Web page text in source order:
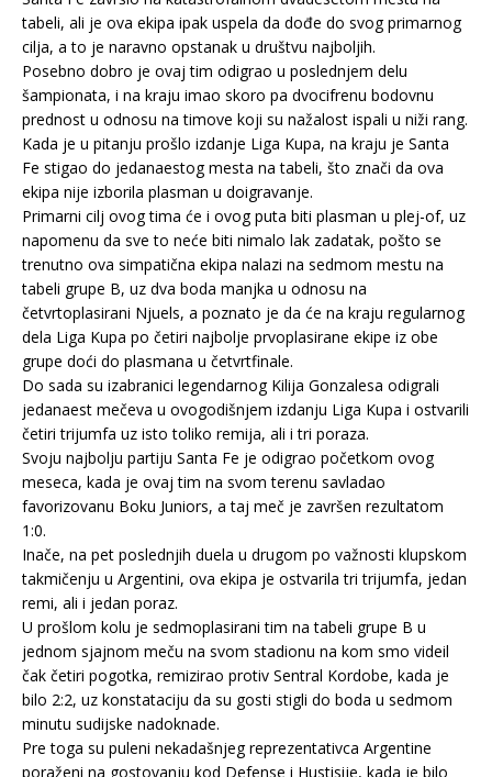
tabeli, ali je ova ekipa ipak uspela da dođe do svog primarnog
cilja, a to je naravno opstanak u društvu najboljih.
Posebno dobro je ovaj tim odigrao u poslednjem delu
šampionata, i na kraju imao skoro pa dvocifrenu bodovnu
prednost u odnosu na timove koji su nažalost ispali u niži rang.
Kada je u pitanju prošlo izdanje Liga Kupa, na kraju je Santa
Fe stigao do jedanaestog mesta na tabeli, što znači da ova
ekipa nije izborila plasman u doigravanje.
Primarni cilj ovog tima će i ovog puta biti plasman u plej-of, uz
napomenu da sve to neće biti nimalo lak zadatak, pošto se
trenutno ova simpatična ekipa nalazi na sedmom mestu na
tabeli grupe B, uz dva boda manjka u odnosu na
četvrtoplasirani Njuels, a poznato je da će na kraju regularnog
dela Liga Kupa po četiri najbolje prvoplasirane ekipe iz obe
grupe doći do plasmana u četvrtfinale.
Do sada su izabranici legendarnog Kilija Gonzalesa odigrali
jedanaest mečeva u ovogodišnjem izdanju Liga Kupa i ostvarili
četiri trijumfa uz isto toliko remija, ali i tri poraza.
Svoju najbolju partiju Santa Fe je odigrao početkom ovog
meseca, kada je ovaj tim na svom terenu savladao
favorizovanu Boku Juniors, a taj meč je završen rezultatom
1:0.
Inače, na pet poslednjih duela u drugom po važnosti klupskom
takmičenju u Argentini, ova ekipa je ostvarila tri trijumfa, jedan
remi, ali i jedan poraz.
U prošlom kolu je sedmoplasirani tim na tabeli grupe B u
jednom sjajnom meču na svom stadionu na kom smo videil
čak četiri pogotka, remizirao protiv Sentral Kordobe, kada je
bilo 2:2, uz konstataciju da su gosti stigli do boda u sedmom
minutu sudijske nadoknade.
Pre toga su puleni nekadašnjeg reprezentativca Argentine
poraženi na gostovanju kod Defense i Hustisije, kada je bilo